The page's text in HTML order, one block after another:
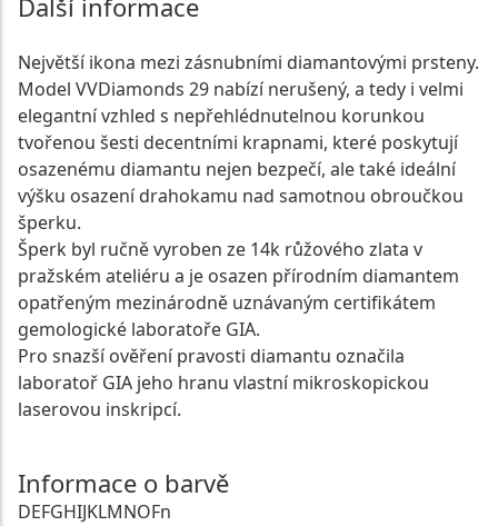
Další informace
Největší ikona mezi zásnubními diamantovými prsteny.
Model VVDiamonds 29 nabízí nerušený, a tedy i velmi
elegantní vzhled s nepřehlédnutelnou korunkou
tvořenou šesti decentními krapnami, které poskytují
osazenému diamantu nejen bezpečí, ale také ideální
výšku osazení drahokamu nad samotnou obroučkou
šperku.
Šperk byl ručně vyroben ze 14k růžového zlata v
pražském ateliéru a je osazen přírodním diamantem
opatřeným mezinárodně uznávaným certifikátem
gemologické laboratoře GIA.
Pro snazší ověření pravosti diamantu označila
laboratoř GIA jeho hranu vlastní mikroskopickou
laserovou inskripcí.
Informace o barvě
DEFGHIJKLMNOFn